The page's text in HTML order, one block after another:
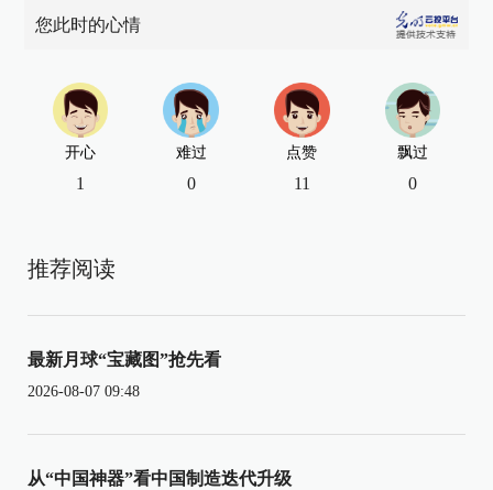
您此时的心情
开心
1
难过
0
点赞
11
飘过
0
推荐阅读
最新月球“宝藏图”抢先看
2026-08-07 09:48
从“中国神器”看中国制造迭代升级